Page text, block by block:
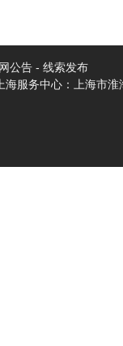
公告 - 线索发布
服务中心：上海市